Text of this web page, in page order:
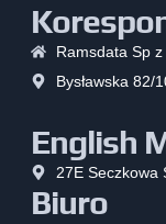
Ramsdata Sp z
Bysławska 82/
English
27E Seczkowa
Biuro